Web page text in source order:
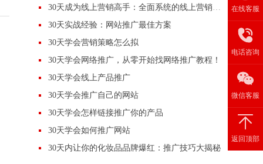
30天成为线上营销高手：全面系统的线上营销培训
30天实战经验：网站推广最佳方案
30天学会营销策略怎么拟
30天学会网络推广，从零开始找网络推广教程！
30天学会线上产品推广
30天学会推广自己的网站
30天学会怎样链接推广你的产品
30天学会如何推广网站
30天内让你的化妆品品牌爆红：推广技巧大揭秘
在线客服
电话咨询
微信客服
返回顶部